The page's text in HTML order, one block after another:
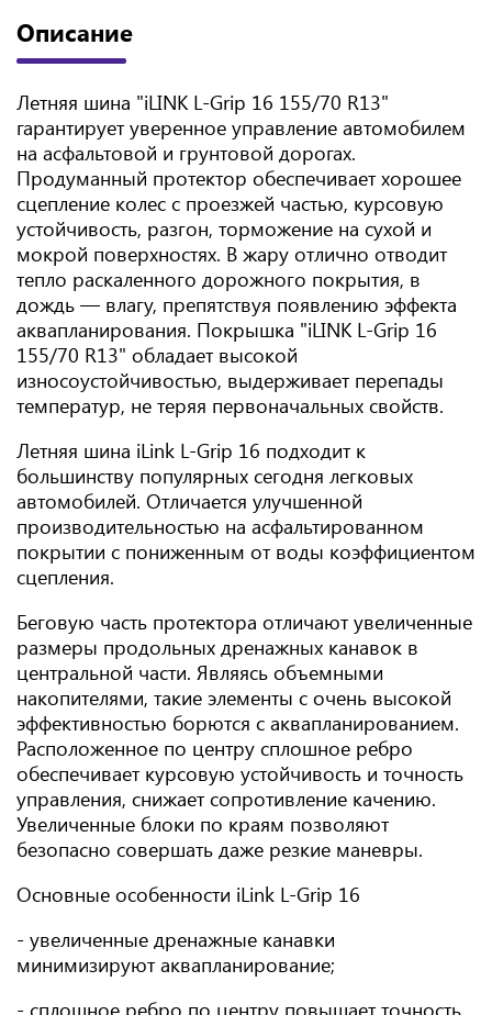
Описание
Летняя шина "iLINK L-Grip 16 155/70 R13"
гарантирует уверенное управление автомобилем
на асфальтовой и грунтовой дорогах.
Продуманный протектор обеспечивает хорошее
сцепление колес с проезжей частью, курсовую
устойчивость, разгон, торможение на сухой и
мокрой поверхностях. В жару отлично отводит
тепло раскаленного дорожного покрытия, в
дождь — влагу, препятствуя появлению эффекта
аквапланирования. Покрышка "iLINK L-Grip 16
155/70 R13" обладает высокой
износоустойчивостью, выдерживает перепады
температур, не теряя первоначальных свойств.
Летняя шина iLink L-Grip 16 подходит к
большинству популярных сегодня легковых
автомобилей. Отличается улучшенной
производительностью на асфальтированном
покрытии с пониженным от воды коэффициентом
сцепления.
Беговую часть протектора отличают увеличенные
размеры продольных дренажных канавок в
центральной части. Являясь объемными
накопителями, такие элементы с очень высокой
эффективностью борются с аквапланированием.
Расположенное по центру сплошное ребро
обеспечивает курсовую устойчивость и точность
управления, снижает сопротивление качению.
Увеличенные блоки по краям позволяют
безопасно совершать даже резкие маневры.
Основные особенности iLink L-Grip 16
- увеличенные дренажные канавки
минимизируют аквапланирование;
- сплошное ребро по центру повышает точность